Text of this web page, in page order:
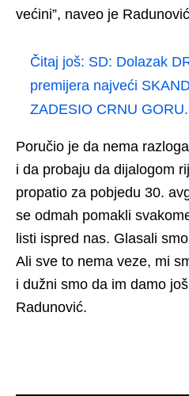
većini”, naveo je
Čitaj još: SD: Dolazak
premijera najveći
ZADESIO CRNU
Poručio je da nema
i da probaju da dijalogom
propatio za pobjedu 30.
se odmah pomakli
listi ispred nas. Glasali
Ali sve to nema veze, mi
i dužni smo da im damo
Radunović.